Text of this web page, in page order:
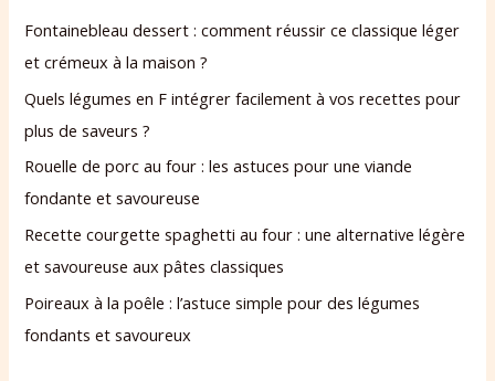
Fontainebleau dessert : comment réussir ce classique léger
et crémeux à la maison ?
Quels légumes en F intégrer facilement à vos recettes pour
plus de saveurs ?
Rouelle de porc au four : les astuces pour une viande
fondante et savoureuse
Recette courgette spaghetti au four : une alternative légère
et savoureuse aux pâtes classiques
Poireaux à la poêle : l’astuce simple pour des légumes
fondants et savoureux